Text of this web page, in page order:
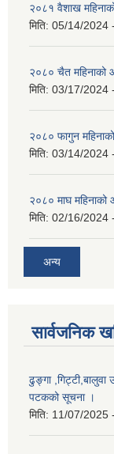
२०८१ वैशाख
मिति: 05/14/2024
२०८० चैत महिनाको
मिति: 03/17/2024
२०८० फागुन
मिति: 03/14/2024
२०८० माघ
मिति: 02/16/2024
अन्य
सार्वजनिक
ढुङ्गा
पटकको सूचना ।
मिति: 11/07/2025